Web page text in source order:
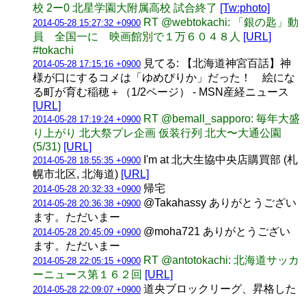
校 2ー0 北星学園大附属高校 試合終了 [Tw:photo]
2014-05-28 15:27:32 +0900 RT @webtokachi: 「銀の匙」動
員 全国一に 映画館別で１万６０４８人 [URL]
#tokachi
2014-05-28 17:15:16 +0900 見てる: 【北海道神宮百話】神
様が口にするコメは「ゆめぴりか」だった！ 絵にな
る町が育む稲穂＋（1/2ページ） - MSN産経ニュース
[URL]
2014-05-28 17:19:24 +0900 RT @bemall_sapporo: 毎年大盛
り上がり 北大祭プレ企画 仮装行列 北大〜大通公園
(5/31) [URL]
2014-05-28 18:55:35 +0900 I'm at 北大生協中央店購買部 (札
幌市北区, 北海道) [URL]
2014-05-28 20:32:33 +0900 帰宅
2014-05-28 20:36:38 +0900 @Takahassy ありがとうござい
ます。ただいまー
2014-05-28 20:45:09 +0900 @moha721 ありがとうござい
ます。ただいまー
2014-05-28 22:05:15 +0900 RT @antotokachi: 北海道サッカ
ーニュース第１６２回 [URL]
2014-05-28 22:09:07 +0900 道央ブロックリーグ、昇格した